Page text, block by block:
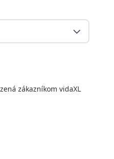
zákazníkom vidaXL